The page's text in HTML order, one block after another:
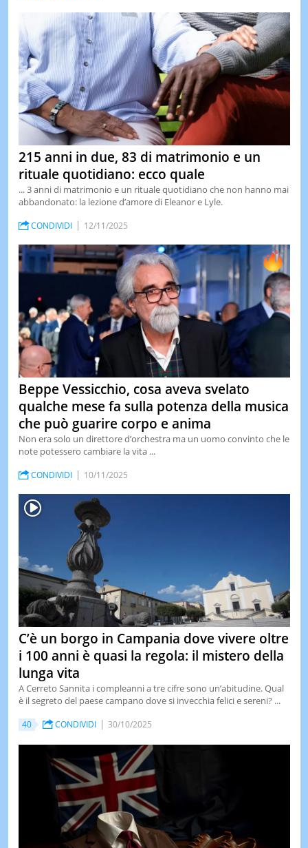
215 anni in due, 83 di matrimonio e un
rituale quotidiano: ecco quale
... 3 anni di matrimonio e un rituale quotidiano che non hanno mai
abbandonato: la lezione d’amore di Eleanor e Lyle.
CONDIVIDI 12/11/2025
Beppe Vessicchio, cosa aveva svelato
qualche mese fa sulla potenza della musica
che può guarire corpo e anima
Non era solo un direttore d’orchestra ma un uomo convinto che le
note potessero cambiare la vita ...
CONDIVIDI 10/11/2025
C’è un borgo in Campania dove vivere oltre
i 100 anni è quasi la regola: il mistero della
lunga vita
A Cerreto Sannita i compleanni a tre cifre sono un’abitudine. Qual
è il segreto del paese campano dove si invecchia felici e sereni? ...
40 CONDIVIDI 30/10/2025